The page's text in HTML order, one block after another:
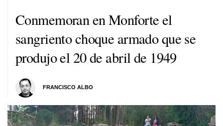
Conmemoran en Monforte el
sangriento choque armado que se
produjo el 20 de abril de 1949
FRANCISCO ALBO